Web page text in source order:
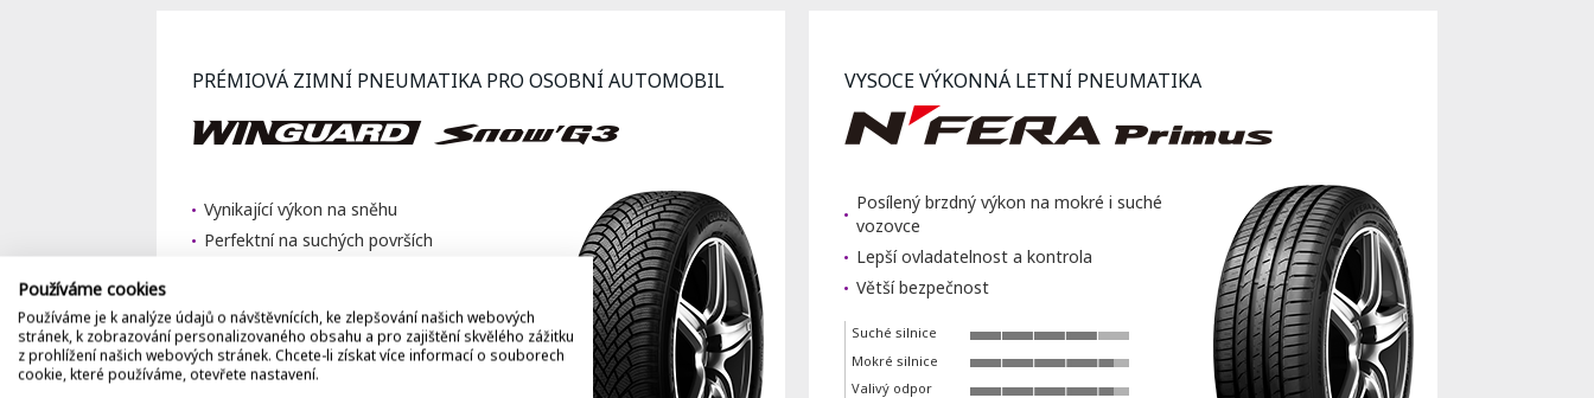
PRÉMIOVÁ ZIMNÍ PNEUMATIKA PRO OSOBNÍ AUTOMOBIL
Vynikající výkon na sněhu
Perfektní na suchých površích
Sníh
Led
Vynikající výkon
VYSOCE VÝKONNÁ LETNÍ PNEUMATIKA
Posílený brzdný výkon na mokré i suché
vozovce
Lepší ovladatelnost a kontrola
Větší bezpečnost
Suché silnice
Mokré silnice
Valivý odpor
Používáme cookies
Používáme je k analýze údajů o návštěvnících, ke zlepšování našich webových
stránek, k zobrazování personalizovaného obsahu a pro zajištění skvělého zážitku
z prohlížení našich webových stránek. Chcete-li získat více informací o souborech
cookie, které používáme, otevřete nastavení.